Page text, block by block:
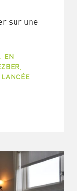
sur une
EN
LANCÉE